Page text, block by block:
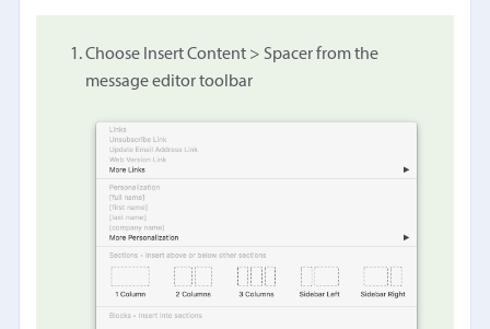
Choose Insert Content > Spacer from the
message editor toolbar